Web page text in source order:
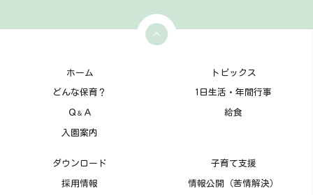
ホーム トピックス
どんな保育？ 1日生活・年間行事
Ｑ ＆ Ａ 給食
入園案内
ダウンロード 子育て支援
採用情報 情報公開（苦情解決）